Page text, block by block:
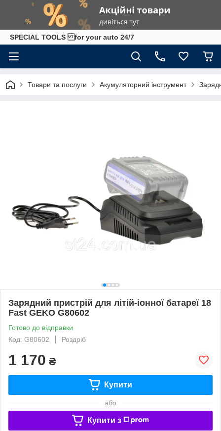
SPECIAL TOOLS for your auto 24/7
Товари та послуги Акумуляторний інструмент
Зарядний пристрій для літій-іонної батареї 18
Fast GEKO G80602
Готово до відправки
Код: G80602
Роздріб
1 170 ₴
Купити
або
Купити з